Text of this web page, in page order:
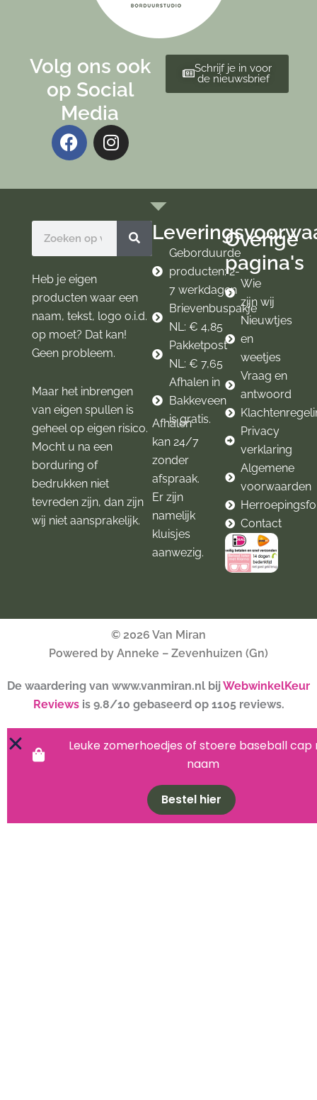
Volg ons ook
op Social
Media
F
a
e
o
o
k
I
n
t
g
a
Schrijf je in voor
de nieuwsbrief
Heb je eigen
producten waar een
naam, tekst, logo o.i.d.
op moet? Dat kan!
Geen probleem.
Maar het inbrengen
van eigen spullen is
geheel op eigen risico.
Mocht u na een
borduring of
bedrukken niet
tevreden zijn, dan zijn
wij niet aansprakelijk.
Geborduurde
producten: 2-
7 werkdagen
Brievenbuspakje
NL: € 4,85
Pakketpost
NL: € 7,65
Afhalen in
Bakkeveen
is gratis.
Afhalen
kan 24/7
zonder
afspraak.
Er zijn
namelijk
kluisjes
aanwezig.
Overige
pagina's
Wie
zijn wij
Nieuwtjes
en
weetjes
Vraag en
antwoord
Privacy
verklaring
Algemene
voorwaarden
Contact
© 2026 Van Miran
Powered by Anneke – Zevenhuizen (Gn)
De waardering van www.vanmiran.nl bijWebwinkelKeur
Reviewsis 9.8/10 gebaseerd op 1105 reviews.
Leuke zomerhoedjes of stoere baseball cap
naam
Bestel hier